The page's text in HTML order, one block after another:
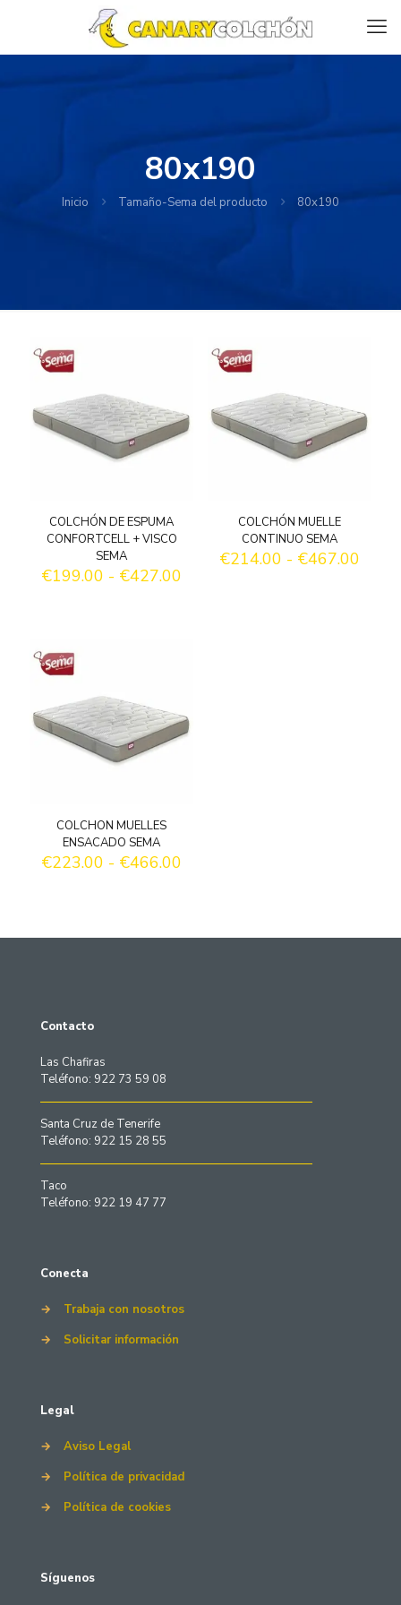
80x190
Inicio Tamaño-Sema del producto 80x190
COLCHÓN DE ESPUMA
CONFORTCELL + VISCO
SEMA
€199.00 - €427.00
COLCHÓN MUELLE
CONTINUO SEMA
€214.00 - €467.00
COLCHON MUELLES
ENSACADO SEMA
€223.00 - €466.00
Contacto
Las Chafiras
Teléfono: 922 73 59 08
Santa Cruz de Tenerife
Teléfono: 922 15 28 55
Taco
Teléfono: 922 19 47 77
Conecta
→
Trabaja con nosotros
→
Solicitar información
Legal
→
Aviso Legal
→
Política de privacidad
→
Política de cookies
Síguenos